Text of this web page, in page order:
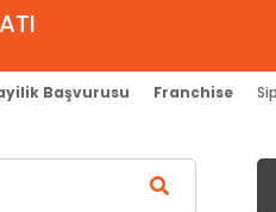
Başvurusu Franchise